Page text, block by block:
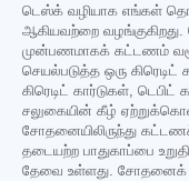
டெஸ்க் வழியாக எங்கள்
ஆகியவற்றை
முன்பணமாகக் கட்டணம்
செயல்படுத்த ஒரு
கிரெடிட் கார்டுகள்,
சலுகையின் கீழ்
சோதனையிலிருந்து
தடையற்ற பாதுகாப்பை
தேவை உள்ளது. சோதனைக்